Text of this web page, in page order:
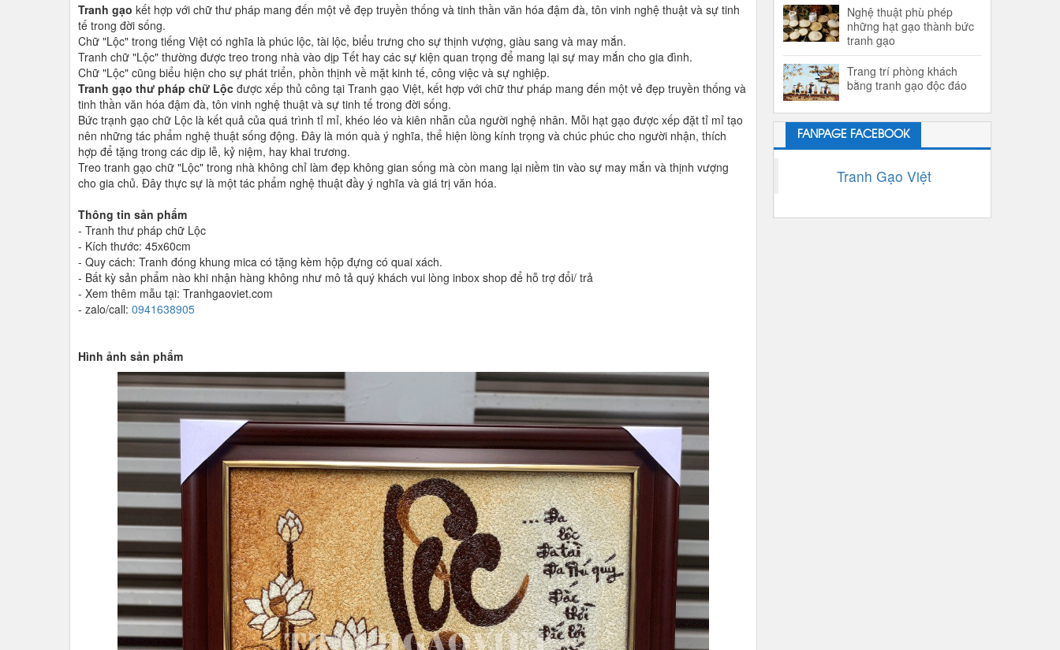
Tranh gạo kết hợp với chữ thư pháp mang đến một vẻ đẹp truyền thống và tinh thần văn hóa đậm đà, tôn vinh nghệ thuật và sự tinh
tế trong đời sống.
Chữ "Lộc" trong tiếng Việt có nghĩa là phúc lộc, tài lộc, biểu trưng cho sự thịnh vượng, giàu sang và may mắn.
Tranh chữ "Lộc" thường được treo trong nhà vào dịp Tết hay các sự kiện quan trọng để mang lại sự may mắn cho gia đình.
Chữ "Lộc" cũng biểu hiện cho sự phát triển, phồn thịnh về mặt kinh tế, công việc và sự nghiệp.
Tranh gạo thư pháp chữ Lộc được xếp thủ công tại Tranh gạo Việt, kết hợp với chữ thư pháp mang đến một vẻ đẹp truyền thống và
tinh thần văn hóa đậm đà, tôn vinh nghệ thuật và sự tinh tế trong đời sống.
Bức trạnh gạo chữ Lộc là kết quả của quá trình tỉ mỉ, khéo léo và kiên nhẫn của người nghệ nhân. Mỗi hạt gạo được xếp đặt tỉ mỉ tạo
nên những tác phẩm nghệ thuật sống động. Đây là món quà ý nghĩa, thể hiện lòng kính trọng và chúc phúc cho người nhận, thích
hợp để tặng trong các dịp lễ, kỷ niệm, hay khai trương.
Treo tranh gạo chữ "Lộc" trong nhà không chỉ làm đẹp không gian sống mà còn mang lại niềm tin vào sự may mắn và thịnh vượng
cho gia chủ. Đây thực sự là một tác phẩm nghệ thuật đầy ý nghĩa và giá trị văn hóa.
Thông tin sản phẩm
- Tranh thư pháp chữ Lộc
- Kích thước: 45x60cm
- Quy cách: Tranh đóng khung mica có tặng kèm hộp đựng có quai xách.
- Bất kỳ sản phẩm nào khi nhận hàng không như mô tả quý khách vui lòng inbox shop để hỗ trợ đổi/ trả
- Xem thêm mẫu tại: Tranhgaoviet.com
- zalo/call: 0941638905
Hình ảnh sản phẩm
Nghệ thuật phù phép
những hạt gạo thành bức
tranh gạo
Trang trí phòng khách
bằng tranh gạo độc đáo
FANPAGE FACEBOOK
Tranh Gạo Việt